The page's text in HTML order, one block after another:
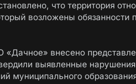
что территория
возложены
внесено
выявленные
муниципального